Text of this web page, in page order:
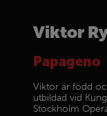
Viktor
Papageno
Viktor är född
utbildad vid
Stockholm